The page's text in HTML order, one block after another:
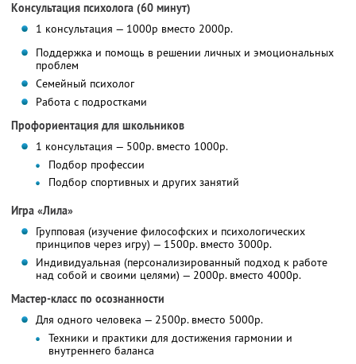
Консультация психолога (60 минут)
1 консультация — 1000р вместо 2000р.
Поддержка и помощь в решении личных и эмоциональных
проблем
Семейный психолог
Работа с подростками
Профориентация для школьников
1 консультация — 500р. вместо 1000р.
Подбор профессии
Подбор спортивных и других занятий
Игра «Лила»
Групповая (изучение философских и психологических
принципов через игру) — 1500р. вместо 3000р.
Индивидуальная (персонализированный подход к работе
над собой и своими целями) — 2000р. вместо 4000р.
Мастер-класс по осознанности
Для одного человека — 2500р. вместо 5000р.
Техники и практики для достижения гармонии и
внутреннего баланса